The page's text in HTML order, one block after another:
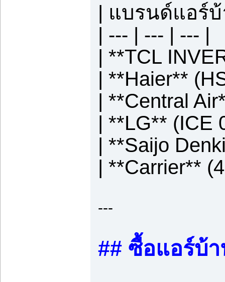
| แบรนด์แอร์
| --- | --- | --- |
| **TCL
| **Haier**
| **Central
| **LG** (ICE
| **Saijo
| **Carrier**
---
## ซื้อแอร์บ้